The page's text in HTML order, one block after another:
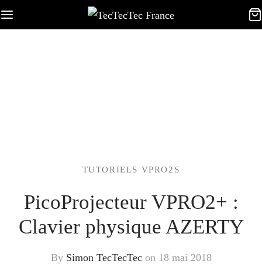
TUTORIELS VPRO2S
PicoProjecteur VPRO2+ :
Clavier physique AZERTY
By Simon TecTecTecon 18 mai 2018